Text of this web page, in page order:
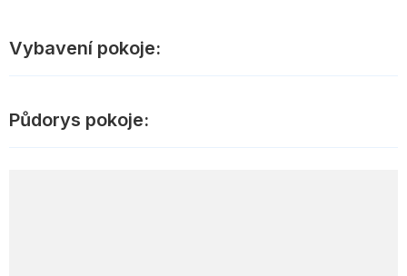
Půdorys pokoje:
Vybavení pokoje: